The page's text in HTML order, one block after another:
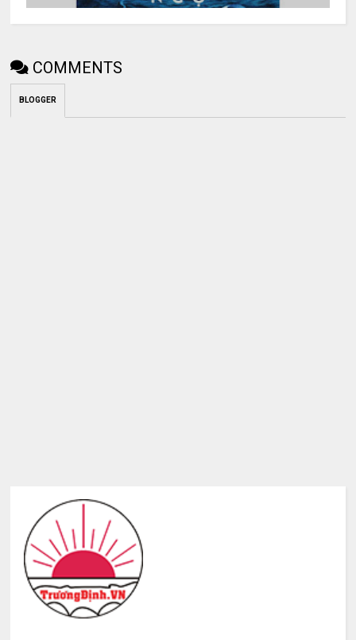
COMMENTS
BLOGGER